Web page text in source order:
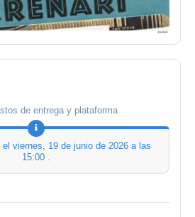
de entrega y plataforma
viernes, 19 de junio de 2026 a las
15:00